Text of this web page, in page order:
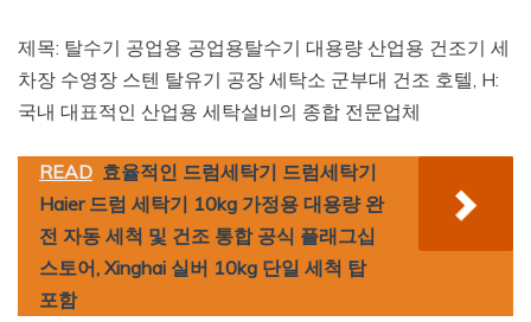
제목: 탈수기 공업용 공업용탈수기 대용량 산업용 건조기 세
차장 수영장 스텐 탈유기 공장 세탁소 군부대 건조 호텔, H:
국내 대표적인 산업용 세탁설비의 종합 전문업체
READ 효율적인 드럼세탁기 드럼세탁기
Haier 드럼 세탁기 10kg 가정용 대용량 완
전 자동 세척 및 건조 통합 공식 플래그십
스토어, Xinghai 실버 10kg 단일 세척 탑
포함